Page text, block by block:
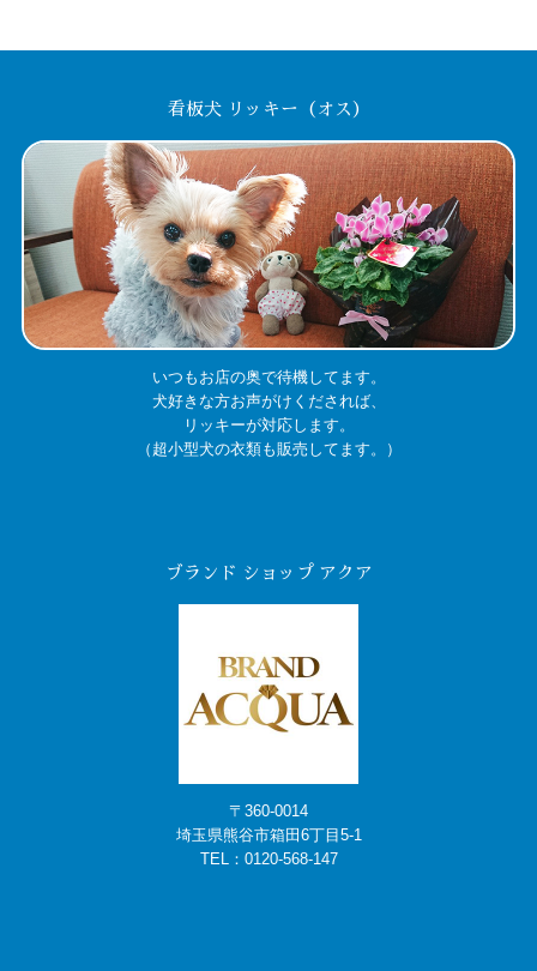
看板犬 リッキー（オス）
いつもお店の奥で待機してます。
犬好きな方お声がけくだされば、
リッキーが対応します。
（超小型犬の衣類も販売してます。）
ブランド ショップ アクア
〒360-0014
埼玉県熊谷市箱田6丁目5-1
TEL： 0120-568-147